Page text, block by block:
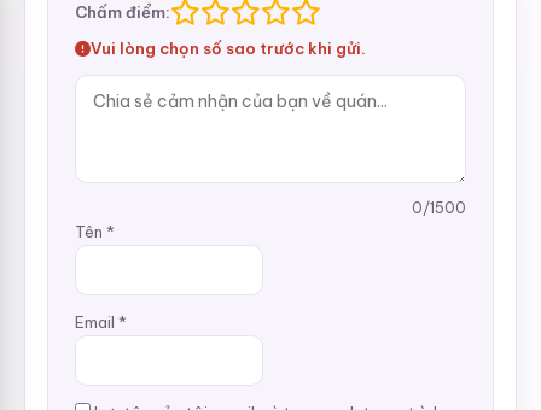
Chấm điểm:
Vui lòng chọn số sao trước khi gửi.
0/1500
Tên *
Email *